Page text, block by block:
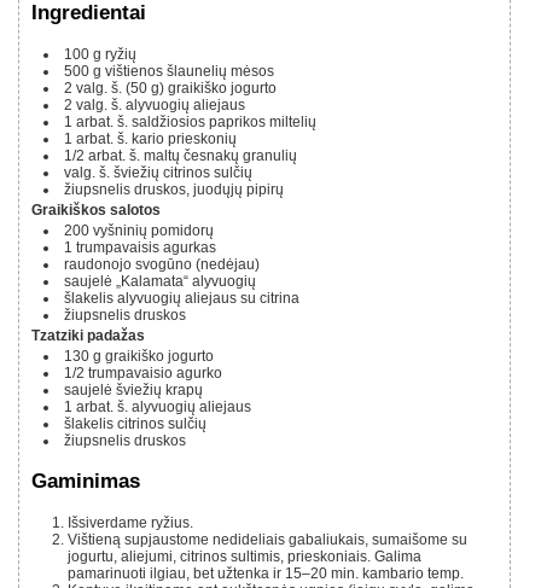
Ingredientai
100 g ryžių
500 g vištienos šlaunelių mėsos
2 valg. š. (50 g) graikiško jogurto
2 valg. š. alyvuogių aliejaus
1 arbat. š. saldžiosios paprikos miltelių
1 arbat. š. kario prieskonių
1/2 arbat. š. maltų česnakų granulių
valg. š. šviežių citrinos sulčių
žiupsnelis druskos, juodųjų pipirų
Graikiškos salotos
200 vyšninių pomidorų
1 trumpavaisis agurkas
raudonojo svogūno (nedėjau)
saujelė „Kalamata“ alyvuogių
šlakelis alyvuogių aliejaus su citrina
žiupsnelis druskos
Tzatziki padažas
130 g graikiško jogurto
1/2 trumpavaisio agurko
saujelė šviežių krapų
1 arbat. š. alyvuogių aliejaus
šlakelis citrinos sulčių
žiupsnelis druskos
Gaminimas
Išsiverdame ryžius.
Vištieną supjaustome nedideliais gabaliukais, sumaišome su
jogurtu, aliejumi, citrinos sultimis, prieskoniais. Galima
pamarinuoti ilgiau, bet užtenka ir 15–20 min. kambario temp.